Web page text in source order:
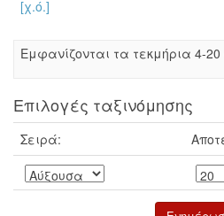
[χ.ό.]
Eμφανίζονται τα τεκμήρια 4-
Επιλογές ταξινόμησης
Σειρά: